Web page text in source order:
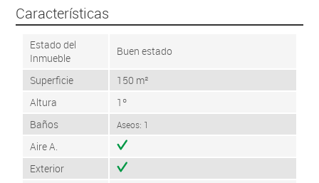
Características
Estado del
Inmueble
Buen estado
Superficie
150 m²
Altura
1º
Baños
Aseos: 1
Aire A.
Exterior